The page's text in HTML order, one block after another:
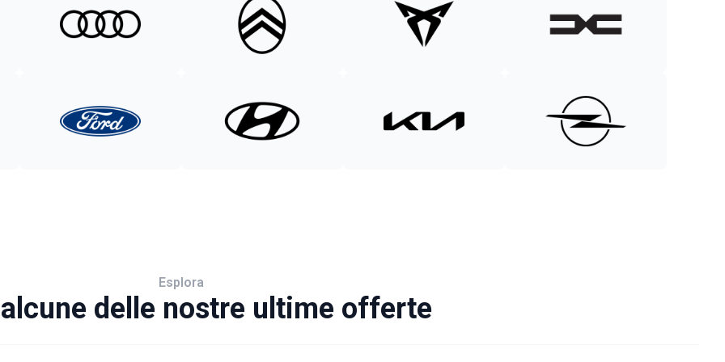
Esplora
delle nostre ultime offerte